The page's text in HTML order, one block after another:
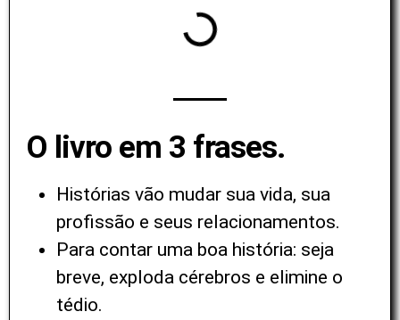
O livro em 3 frases.
Histórias vão mudar sua vida, sua
profissão e seus relacionamentos.
Para contar uma boa história: seja
breve, exploda cérebros e elimine o
tédio.